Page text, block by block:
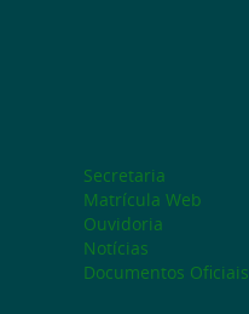
Secretaria
Matrícula Web
Ouvidoria
Notícias
Documentos Oficiais